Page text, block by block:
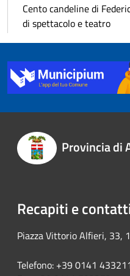
Cento candeline di
di spettacolo e teatro
Provincia di
Recapiti e
Piazza Vittorio Alfieri, 33,
Telefono: +39 0141